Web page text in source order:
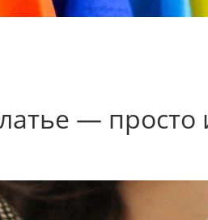
— просто